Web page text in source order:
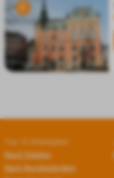
Top 10 Arbeitgeber
Nach Städten
Nach Bundesländern